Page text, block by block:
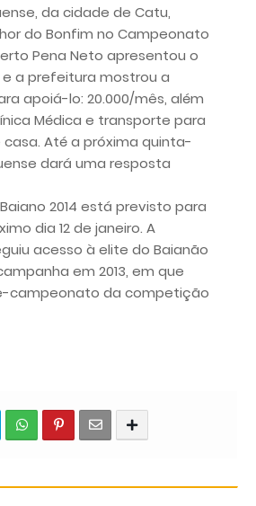
da cidade de Catu,
do Bonfim no Campeonato
Pena Neto apresentou o
a prefeitura mostrou a
apoiá-lo: 20.000/mês, além
Médica e transporte para
Até a próxima quinta-
dará uma resposta
2014 está previsto para
dia 12 de janeiro. A
acesso à elite do Baianão
em 2013, em que
campeonato da competição